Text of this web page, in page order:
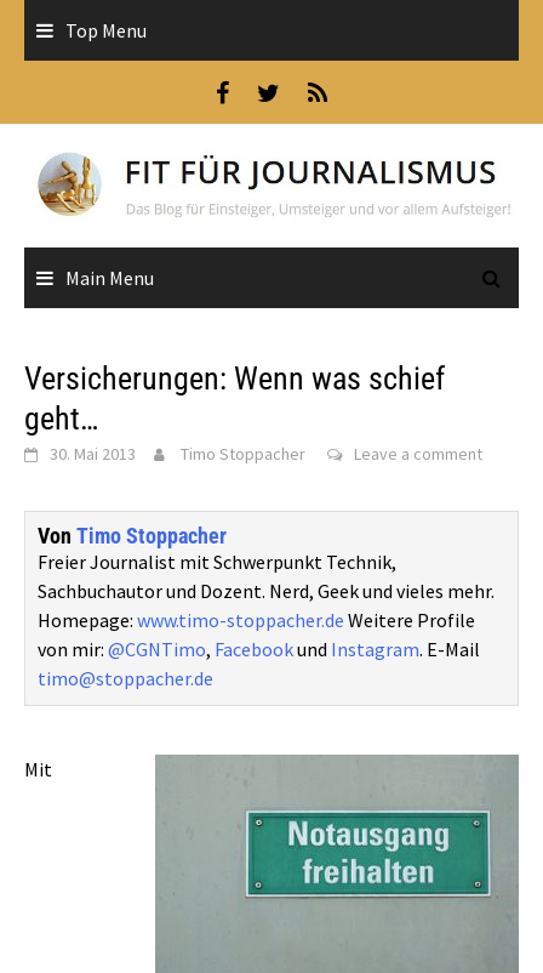
Top Menu
Main Menu
Versicherungen: Wenn was schief
geht…
30. Mai 2013 Timo Stoppacher Leave a comment
Von Timo Stoppacher
Freier Journalist mit Schwerpunkt Technik,
Sachbuchautor und Dozent. Nerd, Geek und vieles mehr.
Homepage: www.timo-stoppacher.de Weitere Profile
von mir: @CGNTimo, Facebookund Instagram. E-Mail
timo@stoppacher.de
Mit